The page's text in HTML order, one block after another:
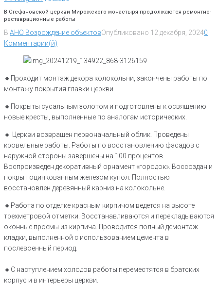
В Стефановской церкви Мирожского монастыря продолжаются ремонтно-
реставрационные работы
В АНО Возрождение объектовОпубликовано 12 декабря, 20240
Комментарии(й)
🔸️Проходит монтаж декора колокольни, закончены работы по
монтажу покрытия главки церкви.
🔸️Покрыты сусальным золотом и подготовлены к освящению
новые кресты, выполненные по аналогам исторических.
🔸️ Церкви возвращен первоначальный облик. Проведены
кровельные работы. Работы по восстановлению фасадов с
наружной стороны завершены на 100 процентов.
Воспроизведен декоративный орнамент «городок». Воссоздан и
покрыт оцинкованным железом купол. Полностью
восстановлен деревянный карниз на колокольне.
🔸️Работа по отделке красным кирпичом ведется на высоте
трехметровой отметки. Восстанавливаются и перекладываются
оконные проемы из кирпича. Проводится полный демонтаж
кладки, выполненной с использованием цемента в
послевоенный период.
🔸️С наступлением холодов работы переместятся в братских
корпус и в интерьеры церкви.